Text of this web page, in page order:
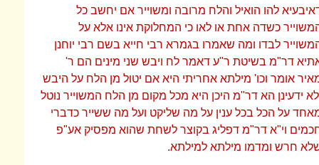
להו הואיל והלח מרובה ומשוייר אם יחשב כל
כשדה אחת או לאו כי המחלוקת אינו אלא על
לבדו ומה שאמרו בגמרא רבי חייא בשם רבי יוחנן
דר"מ בשיטת ר"ע דאמר לח ויבש שני מינים הם ר'
אומר וכו' מילתא אחריתי היא אם יטול מן הלח על היבש
ידעינן הא דר"מ היכן היא מכל מקום מן הלח המשוייר נוטל
על הכל בכל ענין על מה שליקט ועל מה ששייר כדברי
וי"א דר"מ דפליג בקוצר לשחת שהוא מפסיק אע"פ
חרש ומדמו מילתא למילתא.